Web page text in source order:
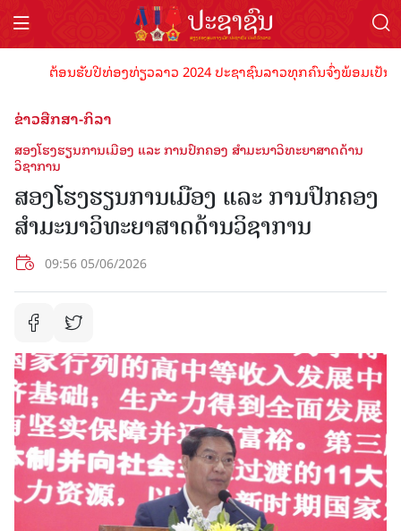
ຕ້ອນຮັບປີທ່ອງທ່ຽວລາວ 2024 ປະຊາຊົນລາວທຸກຄົນຈົ່ງພ້ອມເປັນເຈົ້
ຂ່າວສືກສາ-ກິລາ
ສອງໂຮງຮຽນການເມືອງ ແລະ ການປົກຄອງ ສໍາມະນາວິທະຍາສາດດ້ານ
ວິຊາການ
ສອງໂຮງຮຽນການເມືອງ ແລະ ການປົກຄອງ
ສໍາມະນາວິທະຍາສາດດ້ານວິຊາການ
09:56 05/06/2026